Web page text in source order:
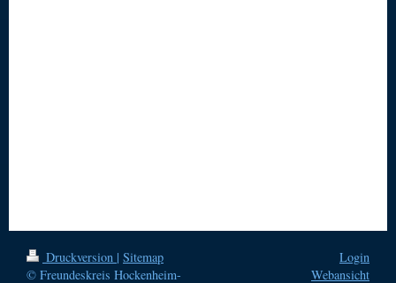
Druckversion | Sitemap
© Freundeskreis Hockenheim-
Login
Webansicht